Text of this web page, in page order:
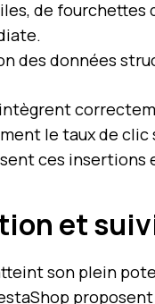
de
des données
le taux de
ces insertions
et
son plein